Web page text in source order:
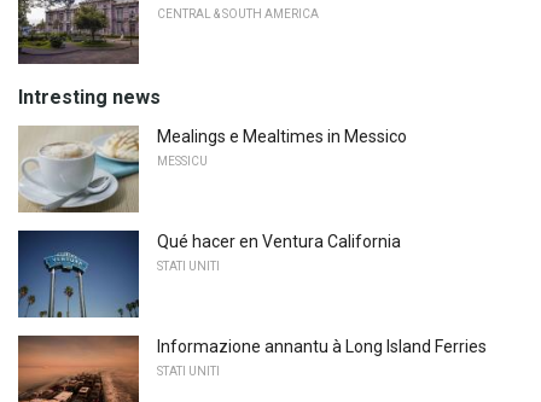
CENTRAL & SOUTH AMERICA
Intresting news
Mealings e Mealtimes in Messico
MESSICU
Qué hacer en Ventura California
STATI UNITI
Informazione annantu à Long Island Ferries
STATI UNITI